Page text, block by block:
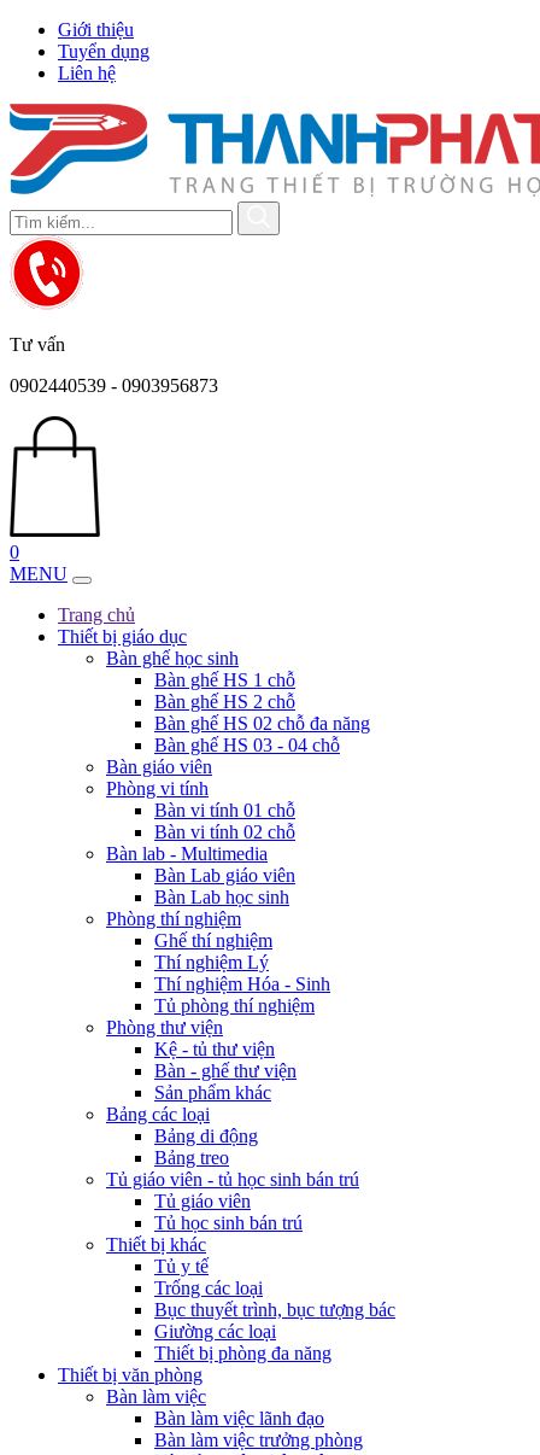
Giới thiệu
Tuyển dụng
Liên hệ
Tư vấn
0902440539 - 0903956873
0
MENU
Trang chủ
Thiết bị giáo dục
Bàn ghế học sinh
Bàn ghế HS 1 chỗ
Bàn ghế HS 2 chỗ
Bàn ghế HS 02 chỗ đa năng
Bàn ghế HS 03 - 04 chỗ
Bàn giáo viên
Phòng vi tính
Bàn vi tính 01 chỗ
Bàn vi tính 02 chỗ
Bàn lab - Multimedia
Bàn Lab giáo viên
Bàn Lab học sinh
Phòng thí nghiệm
Ghế thí nghiệm
Thí nghiệm Lý
Thí nghiệm Hóa - Sinh
Tủ phòng thí nghiệm
Phòng thư viện
Kệ - tủ thư viện
Bàn - ghế thư viện
Sản phẩm khác
Bảng các loại
Bảng di động
Bảng treo
Tủ giáo viên - tủ học sinh bán trú
Tủ giáo viên
Tủ học sinh bán trú
Thiết bị khác
Tủ y tế
Trống các loại
Bục thuyết trình, bục tượng bác
Giường các loại
Thiết bị phòng đa năng
Thiết bị văn phòng
Bàn làm việc
Bàn làm việc lãnh đạo
Bàn làm việc trưởng phòng